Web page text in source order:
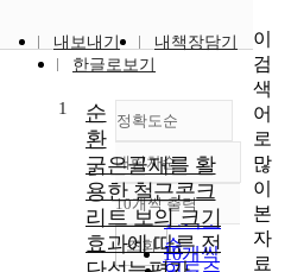
내보내기
내책장담기
한글로보기
정확도순
정확도
순
인기도
순
내림차순
내림차순
10개씩 출력
10개씩
조회
1
순
환
굵은골재를 활
용한 철근콘크
리트 보의 크기
효과에 따른 전
이
검
색
어
로
많
이
본
자
료